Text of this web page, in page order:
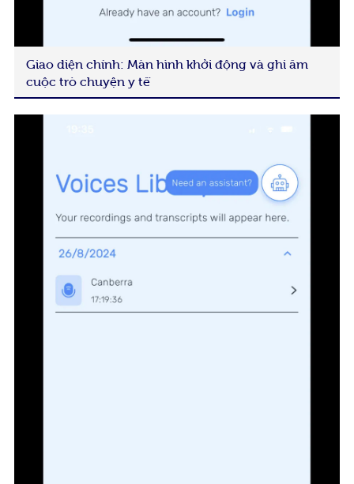
Giao diện chính: Màn hình khởi động và ghi âm
cuộc trò chuyện y tế